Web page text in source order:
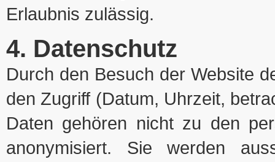
Erlaubnis zulässig.
4. Datenschutz
Durch den Besuch der Website
den Zugriff (Datum, Uhrzeit,
Daten gehören nicht zu den
anonymisiert. Sie werden